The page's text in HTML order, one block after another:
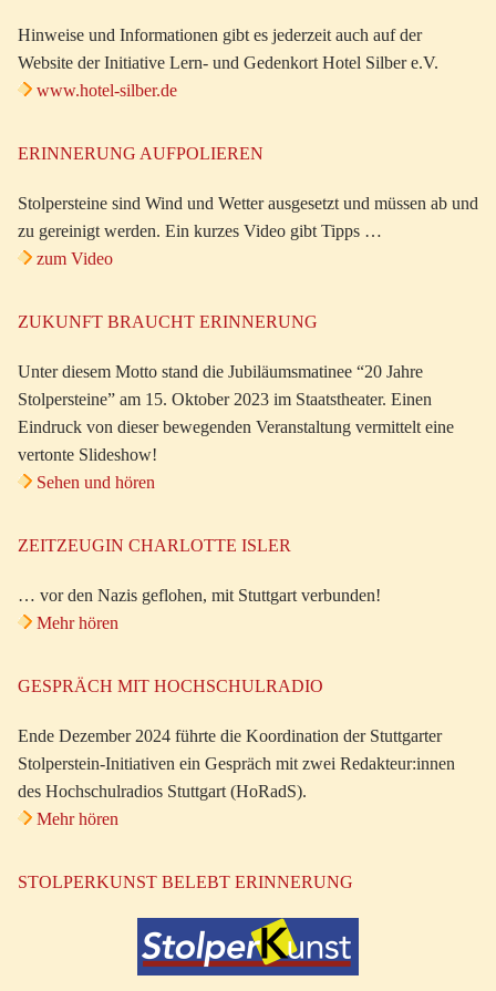
Hinweise und Informationen gibt es jederzeit auch auf der
Website der Initiative Lern- und Gedenkort Hotel Silber e.V.
www.hotel-silber.de
ERINNERUNG AUFPOLIEREN
Stolpersteine sind Wind und Wetter ausgesetzt und müssen ab und
zu gereinigt werden. Ein kurzes Video gibt Tipps …
zum Video
ZUKUNFT BRAUCHT ERINNERUNG
Unter diesem Motto stand die Jubiläumsmatinee “20 Jahre
Stolpersteine” am 15. Oktober 2023 im Staatstheater. Einen
Eindruck von dieser bewegenden Veranstaltung vermittelt eine
vertonte Slideshow!
Sehen und hören
ZEITZEUGIN CHARLOTTE ISLER
… vor den Nazis geflohen, mit Stuttgart verbunden!
Mehr hören
GESPRÄCH MIT HOCHSCHULRADIO
Ende Dezember 2024 führte die Koordination der Stuttgarter
Stolperstein-Initiativen ein Gespräch mit zwei Redakteur:innen
des Hochschulradios Stuttgart (HoRadS).
Mehr hören
STOLPERKUNST BELEBT ERINNERUNG